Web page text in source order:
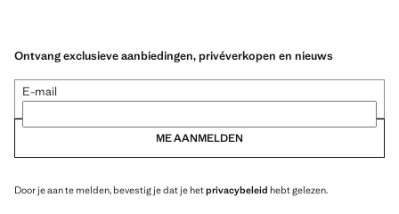
Ontvang exclusieve aanbiedingen, privéverkopen en nieuws
E-mail
ME AANMELDEN
Door je aan te melden, bevestig je dat je hetprivacybeleid hebt gelezen.